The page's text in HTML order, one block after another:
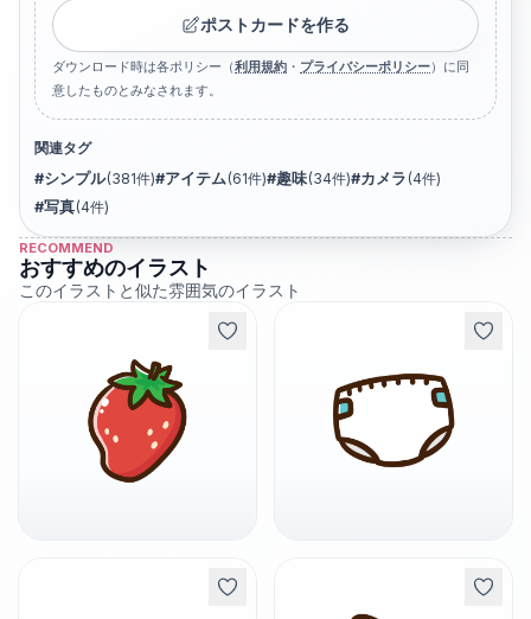
ポストカードを作る
ダウンロード時は各ポリシー（利用規約 ・ プライバシーポリシー）に同
意したものとみなされます。
関連タグ
#シンプル(381件)#アイテム(61件)#趣味(34件)#カメラ (4件)
#写真(4件)
RECOMMEND
おすすめのイラスト
このイラストと似た雰囲気のイラスト